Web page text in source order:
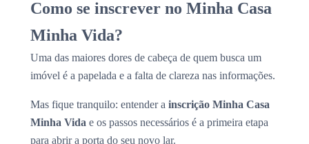
Como se inscrever no Minha Casa
Minha Vida?
Uma das maiores dores de cabeça de quem busca um
imóvel é a papelada e a falta de clareza nas informações.
Mas fique tranquilo: entender a inscrição Minha Casa
Minha Vida e os passos necessários é a primeira etapa
para abrir a porta do seu novo lar.